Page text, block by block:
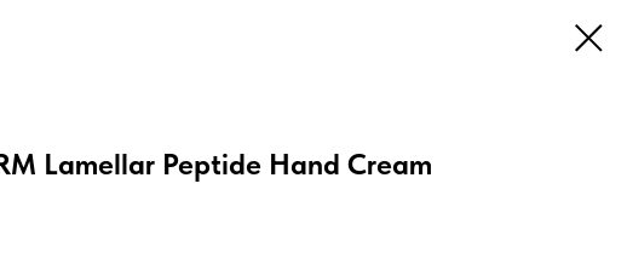
Lamellar Peptide Hand Cream